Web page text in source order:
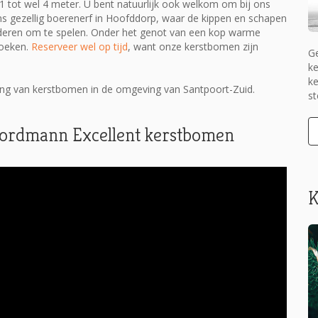
tot wel 4 meter. U bent natuurlijk ook welkom om bij ons
boerenerf in Hoofddorp, waar de kippen en schapen
om te spelen. Onder het genot van een kop warme
Reserveer wel op tijd, want onze kerstbomen zijn
van kerstbomen in de omgeving van Santpoort-Zuid.
Excellent kerstbomen